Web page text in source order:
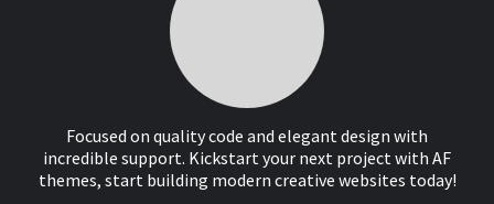
Focused on quality code and elegant design with
incredible support. Kickstart your next project with AF
themes, start building modern creative websites today!